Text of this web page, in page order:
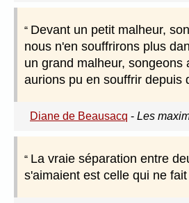
Devant un petit malheur,
nous n'en souffrirons plus
un grand malheur, songeons
aurions pu en souffrir depuis
Diane de Beausacq - Les
La vraie séparation entre
s'aimaient est celle qui ne